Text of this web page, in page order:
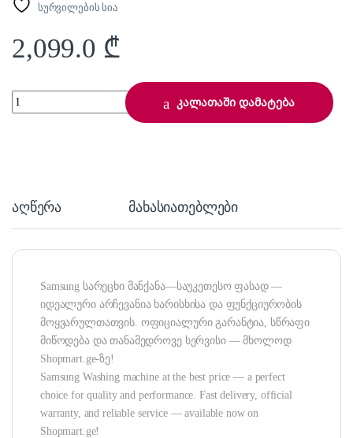
სურვილების სია
2,099.0 ₾
Samsung WD70AAS42BE/LP quantity
კალათაში დამატება
აღწერა მახასიათებლები
Samsung სარეცხი მანქანა—საუკეთესო ფასად —
იდეალური არჩევანია ხარისხისა და ფუნქციურობის
მოყვარულთათვის. ოფიციალური გარანტია, სწრაფი
მიწოდება და თანამედროვე სერვისი — მხოლოდ
Shopmart.ge-ზე!
Samsung Washing machine at the best price — a perfect
choice for quality and performance. Fast delivery, official
warranty, and reliable service — available now on
Shopmart.ge!